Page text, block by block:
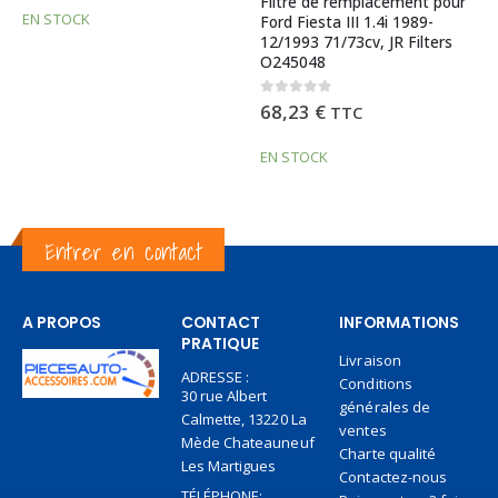
Ford Fiesta III 1.4i 1989-
EN STOCK
Entrer en contact
A PROPOS
CONTACT
PRATIQUE
ADRESSE :
30 rue Albert
Calmette, 13220 La
Mède Chateauneuf
Les Martigues
INFORMATIONS
Livraison
Conditions
générales de
ventes
Charte qualité
Contactez-nous